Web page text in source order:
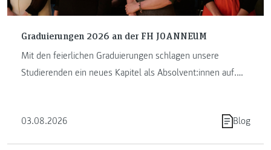
Graduierungen 2026 an der FH JOANNEUM
Mit den feierlichen Graduierungen schlagen unsere
Studierenden ein neues Kapitel als Absolvent:innen auf.
03.08.2026 Blog